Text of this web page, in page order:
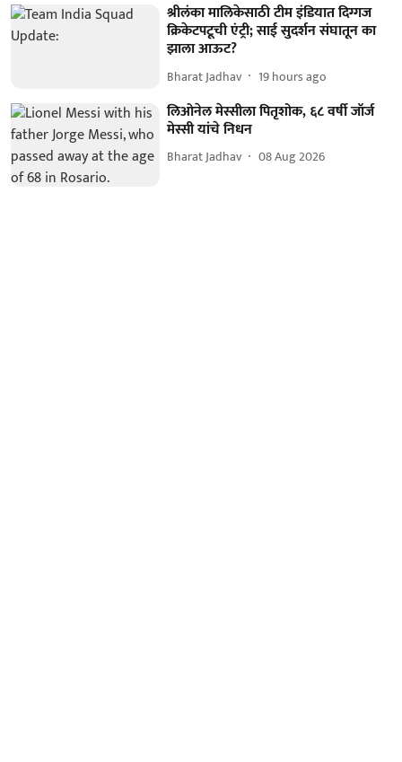
श्रीलंका मालिकेसाठी टीम इंडियात दिग्गज
क्रिकेटपटूची एंट्री; साई सुदर्शन संघातून का
झाला आऊट?
Bharat Jadhav 19 hours ago
लिओनेल मेस्सीला पितृशोक, ६८ वर्षी जॉर्ज
मेस्सी यांचे निधन
Bharat Jadhav 08 Aug 2026